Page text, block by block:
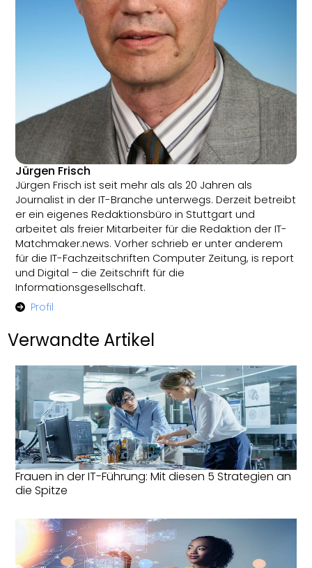
Jürgen Frisch
Jürgen Frisch ist seit mehr als als 20 Jahren als
Journalist in der IT-Branche unterwegs. Derzeit betreibt
er ein eigenes Redaktionsbüro in Stuttgart und
arbeitet als freier Mitarbeiter für die Redaktion der IT-
Matchmaker.news. Vorher schrieb er unter anderem
für die IT-Fachzeitschriften Computer Zeitung, is report
und Digital – die Zeitschrift für die
Informationsgesellschaft.
Profil
Verwandte Artikel
Frauen in der IT-Führung: Mit diesen 5 Strategien an
die Spitze